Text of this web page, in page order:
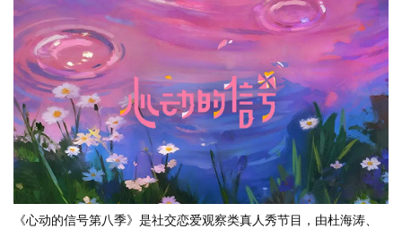
《心动的信号第八季》是社交恋爱观察类真人秀节目，由杜海涛、